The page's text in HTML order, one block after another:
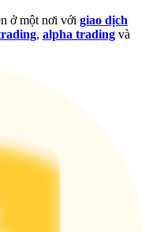
ở một nơi với giao dịch
, alpha trading và